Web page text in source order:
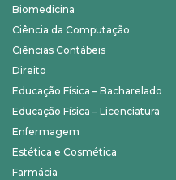
Biomedicina
Ciência da Computação
Ciências Contábeis
Direito
Educação Física – Bacharelado
Educação Física – Licenciatura
Enfermagem
Estética e Cosmética
Farmácia